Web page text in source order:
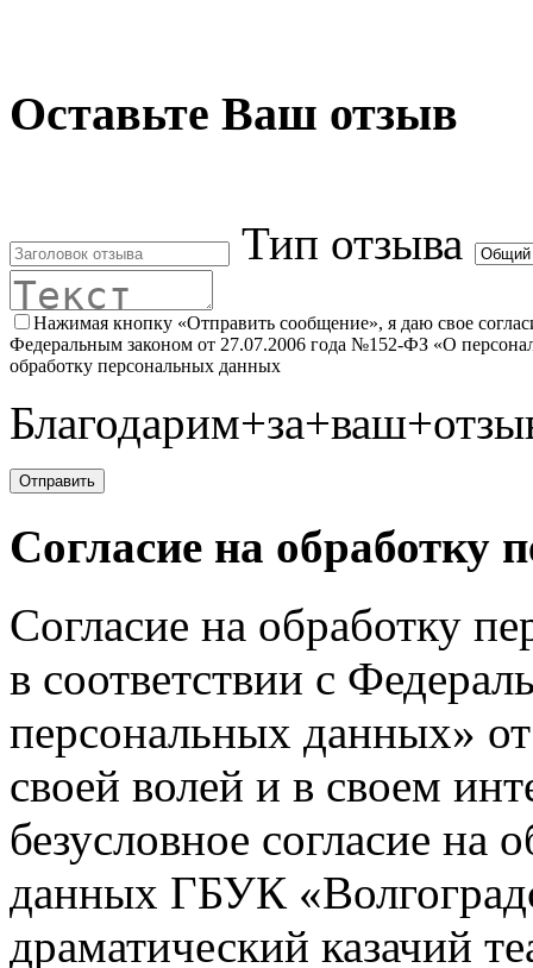
Оставьте Ваш отзыв
Тип отзыва
Нажимая кнопку «Отправить сообщение», я даю свое
Федеральным законом от 27.07.2006 года №152-ФЗ «О
обработку персональных данных
Согласие на обработку
Согласие на обработку
в соответствии с
персональных данных»
своей волей и в своем
безусловное согласие на
данных ГБУК
драматический казачий